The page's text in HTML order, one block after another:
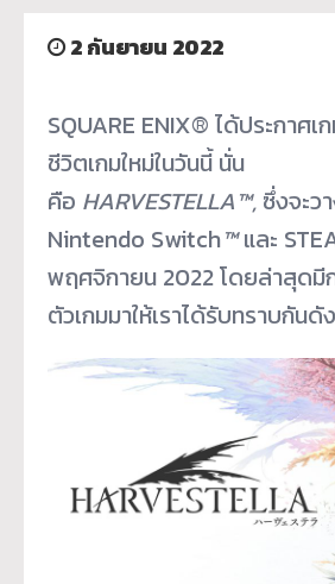
2 กันยายน 2022
SQUARE ENIX® ได้ประกาศ
ชีวิตเกมใหม่ในวันนี้ นั่น
คือ HARVESTELLA™, ซึ่งจะว
Nintendo Switch™และ
พฤศจิกายน 2022 โดยล่าสุดมี
ตัวเกมมาให้เราได้รับทราบกันดั